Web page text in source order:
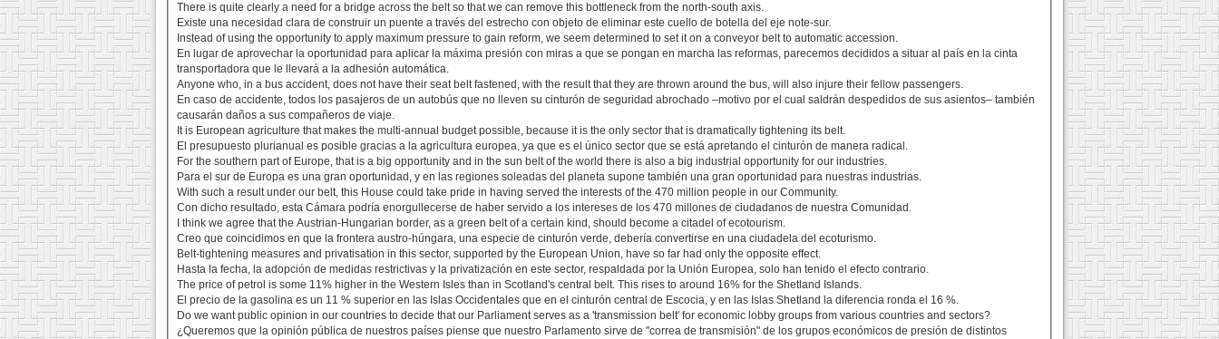
There is quite clearly a need for a bridge across the belt so that we can remove this bottleneck from the north-south axis.
Existe una necesidad clara de construir un puente a través del estrecho con objeto de eliminar este cuello de botella del eje note-sur.
Instead of using the opportunity to apply maximum pressure to gain reform, we seem determined to set it on a conveyor belt to automatic accession.
En lugar de aprovechar la oportunidad para aplicar la máxima presión con miras a que se pongan en marcha las reformas, parecemos decididos a situar al país en la cinta
transportadora que le llevará a la adhesión automática.
Anyone who, in a bus accident, does not have their seat belt fastened, with the result that they are thrown around the bus, will also injure their fellow passengers.
En caso de accidente, todos los pasajeros de un autobús que no lleven su cinturón de seguridad abrochado –motivo por el cual saldrán despedidos de sus asientos– también
causarán daños a sus compañeros de viaje.
It is European agriculture that makes the multi-annual budget possible, because it is the only sector that is dramatically tightening its belt.
El presupuesto plurianual es posible gracias a la agricultura europea, ya que es el único sector que se está apretando el cinturón de manera radical.
For the southern part of Europe, that is a big opportunity and in the sun belt of the world there is also a big industrial opportunity for our industries.
Para el sur de Europa es una gran oportunidad, y en las regiones soleadas del planeta supone también una gran oportunidad para nuestras industrias.
With such a result under our belt, this House could take pride in having served the interests of the 470 million people in our Community.
Con dicho resultado, esta Cámara podría enorgullecerse de haber servido a los intereses de los 470 millones de ciudadanos de nuestra Comunidad.
I think we agree that the Austrian-Hungarian border, as a green belt of a certain kind, should become a citadel of ecotourism.
Creo que coincidimos en que la frontera austro-húngara, una especie de cinturón verde, debería convertirse en una ciudadela del ecoturismo.
Belt-tightening measures and privatisation in this sector, supported by the European Union, have so far had only the opposite effect.
Hasta la fecha, la adopción de medidas restrictivas y la privatización en este sector, respaldada por la Unión Europea, solo han tenido el efecto contrario.
The price of petrol is some 11% higher in the Western Isles than in Scotland's central belt. This rises to around 16% for the Shetland Islands.
El precio de la gasolina es un 11 % superior en las Islas Occidentales que en el cinturón central de Escocia, y en las Islas Shetland la diferencia ronda el 16 %.
Do we want public opinion in our countries to decide that our Parliament serves as a 'transmission belt' for economic lobby groups from various countries and sectors?
¿Queremos que la opinión pública de nuestros países piense que nuestro Parlamento sirve de "correa de transmisión" de los grupos económicos de presión de distintos